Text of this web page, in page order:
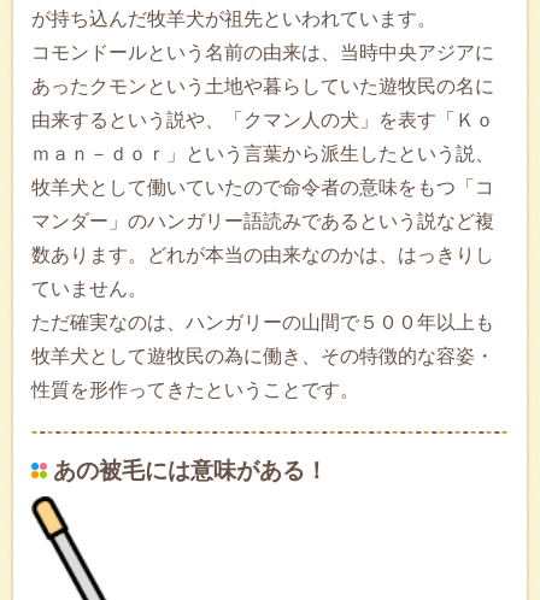
が持ち込んだ牧羊犬が祖先といわれています。
コモンドールという名前の由来は、当時中央アジアに
あったクモンという土地や暮らしていた遊牧民の名に
由来するという説や、「クマン人の犬」を表す「Ｋｏ
ｍａｎ－ｄｏｒ」という言葉から派生したという説、
牧羊犬として働いていたので命令者の意味をもつ「コ
マンダー」のハンガリー語読みであるという説など複
数あります。どれが本当の由来なのかは、はっきりし
ていません。
ただ確実なのは、ハンガリーの山間で５００年以上も
牧羊犬として遊牧民の為に働き、その特徴的な容姿・
性質を形作ってきたということです。
あの被毛には意味がある！